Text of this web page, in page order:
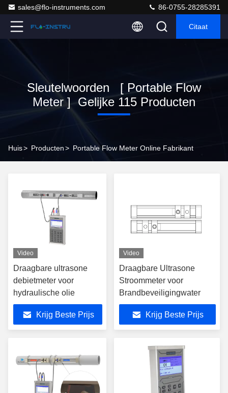
sales@flo-instruments.com 86-0755-28285391
Citaat
Sleutelwoorden [ Portable Flow
Meter ] Gelijke 115 Producten
Huis> Producten> Portable Flow Meter Online Fabrikant
Video
Draagbare ultrasone
debietmeter voor
hydraulische olie
Krijg Beste Prijs
Video
Draagbare Ultrasone
Stroommeter voor
Brandbeveiligingwater
Krijg Beste Prijs